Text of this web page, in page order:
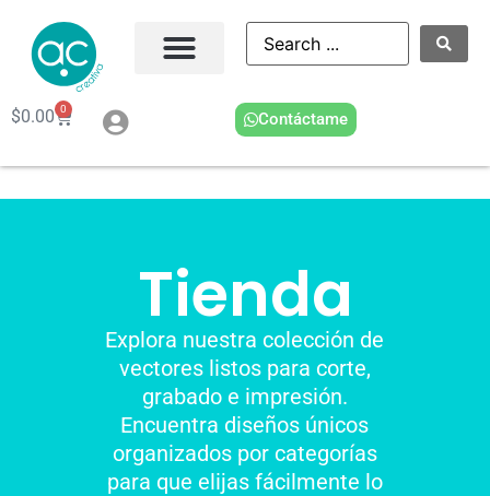
$0.00 0
Contáctame
Tienda
Explora nuestra colección de
vectores listos para corte,
grabado e impresión.
Encuentra diseños únicos
organizados por categorías
para que elijas fácilmente lo